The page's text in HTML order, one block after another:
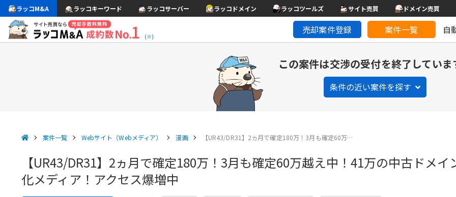
ラッコM&A ラッコキーワード ラッコサーバー ラッコドメイン ラッコツールズ サイト売買 ドメイン売買
(※)
売却案件登録 案件一覧 自
この案件は交渉の受付を終了していま
条件の近い案件を探す
案件一覧 Webサイト（Webメディア） 漫画 【UR43/DR31】2ヵ月で確定180万！3月も確定60万…
【UR43/DR31】2ヵ月で確定180万！3月も確定60万越え中！41万の中古ドメ
化メディア！アクセス爆増中